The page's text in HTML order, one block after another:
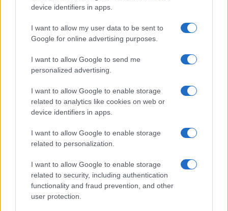
device identifiers in apps.
I want to allow my user data to be sent to
Google for online advertising purposes.
I want to allow Google to send me
personalized advertising.
I want to allow Google to enable storage
related to analytics like cookies on web or
device identifiers in apps.
I want to allow Google to enable storage
related to personalization.
I want to allow Google to enable storage
related to security, including authentication
functionality and fraud prevention, and other
user protection.
για την προηγούμενη ηγεσία του ΥΠΕΘΑ και τον ΠΘ που το είχαν
ο καημένος, τι να κάνουμε. Το επιτελικό αφεντικό του
υπάρχει περίπτωση να ξυπνήσει από τον λήθαργο και να
Βαγγέλη και την Rafael έχουν άλλη γλύκα; Θα δείξει σύντομα.
ΕΛΒΟ, έχει καταλήξει κάπου; Μήπως είναι καιρός το δημόσιο να
την κυριότητα έστω του “κελύφους” (πλέον) της παλιάς ΕΛΒΟ
ξεφορτωθεί τους πουθενάδες Ισραηλινούς, ώστε να δοθεί
Reihnmetall για ολικό refit και μια νέα αρχή;
Reply
kosmo76(@kosmo76)
Active Member
24 Μαρτίου 2025 11:14